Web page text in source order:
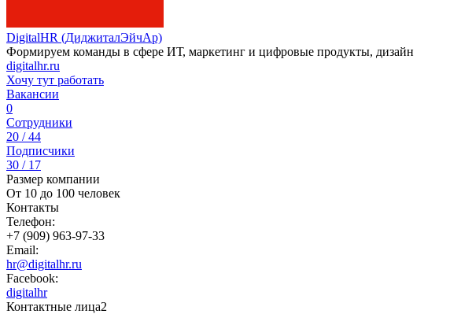
DigitalHR (ДиджиталЭйчАр)
Формируем команды в сфере ИТ, маркетинг и цифровые продукты, дизайн
digitalhr.ru
Хочу тут работать
Вакансии
0
Сотрудники
20 / 44
Подписчики
30 / 17
Размер компании
От 10 до 100 человек
Контакты
Телефон:
+7 (909) 963-97-33
Email:
hr@digitalhr.ru
Facebook:
digitalhr
Контактные лица2